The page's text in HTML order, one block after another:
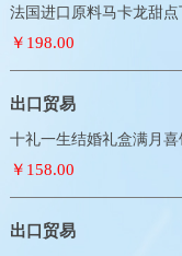
法国进口原料马卡龙甜
￥198.00
出口贸易
十礼一生结婚礼盒满月
￥158.00
出口贸易